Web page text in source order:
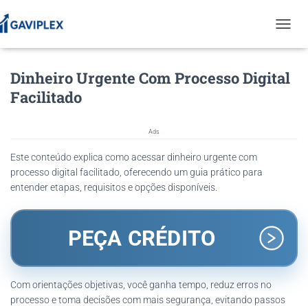
O
G
L
Dinheiro Urgente Com Processo Digital
Facilitado
Ads
Este conteúdo explica como acessar dinheiro urgente com
processo digital facilitado, oferecendo um guia prático para
entender etapas, requisitos e opções disponíveis.
PEÇA CRÉDITO
Com orientações objetivas, você ganha tempo, reduz erros no
processo e toma decisões com mais segurança, evitando passos